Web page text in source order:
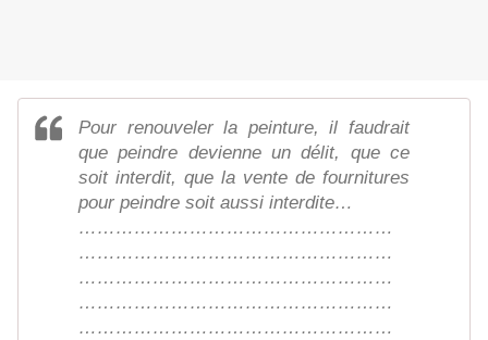
Pour renouveler la peinture, il faudrait
que peindre devienne un délit, que ce
soit interdit, que la vente de fournitures
pour peindre soit aussi interdite…
……………………………………………
……………………………………………
……………………………………………
……………………………………………
……………………………………………